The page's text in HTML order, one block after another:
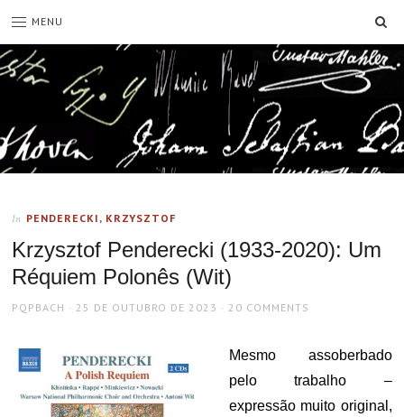
MENU
In PENDERECKI, KRZYSZTOF
Krzysztof Penderecki (1933-2020): Um
Réquiem Polonês (Wit)
AUTHOR
PQPBACH
POSTED
25 DE OUTUBRO DE 2023 20 COMMENTS
Mesmo assoberbado
pelo trabalho –
expressão muito original,